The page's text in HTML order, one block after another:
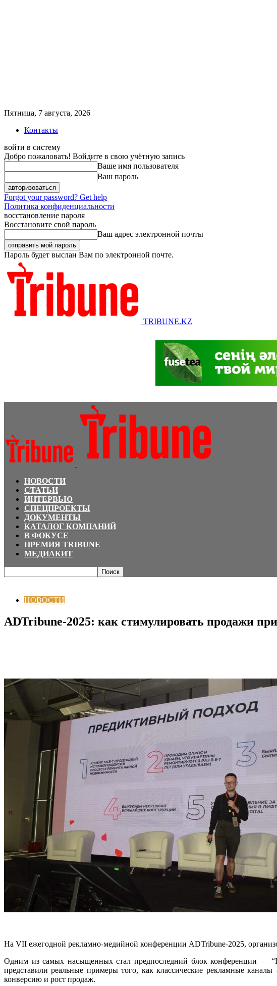
Пятница, 7 августа, 2026
Контакты
войти в систему
Добро пожаловать! Войдите в свою учётную запись
Ваше имя пользователя
Ваш пароль
Forgot your password? Get help
Политика конфиденциальности
восстановление пароля
Восстановите свой пароль
Ваш адрес электронной почты
Пароль будет выслан Вам по электронной почте.
TRIBUNE.KZ
НОВОСТИ
СТАТЬИ
ИНТЕРВЬЮ
СПЕЦПРОЕКТЫ
ДОКУМЕНТЫ
КАТАЛОГ КОМПАНИЙ
В ФОКУСЕ
ПРЕМИЯ TRIBUNE
МЕДИАКИТ
НОВОСТИ
ADTribune-2025: как стимулировать продажи
На VII ежегодной рекламно-медийной конференции ADTribune-2025,
Одним из самых насыщенных стал предпоследний блок конференции —
представили реальные примеры того, как классические рекламные
конверсию и рост продаж.